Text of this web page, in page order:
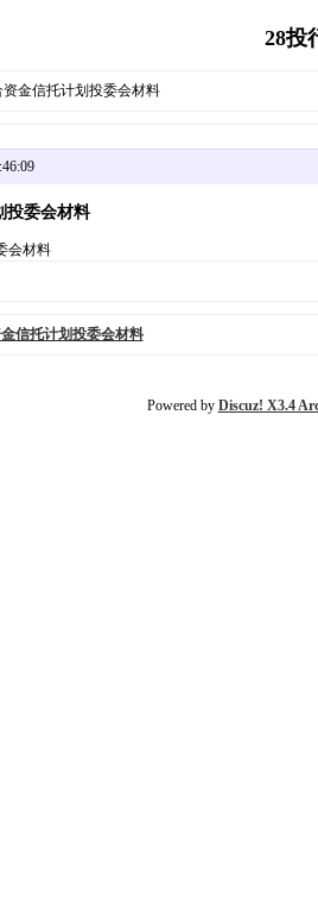
28投
金信托计划投委会材料
投委会材料
会材料
信托计划投委会材料
Powered by Discuz! X3.4